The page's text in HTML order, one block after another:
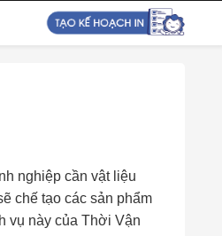
nghiệp cần vật liệu
chế tạo các sản phẩm
vụ này của Thời Vận